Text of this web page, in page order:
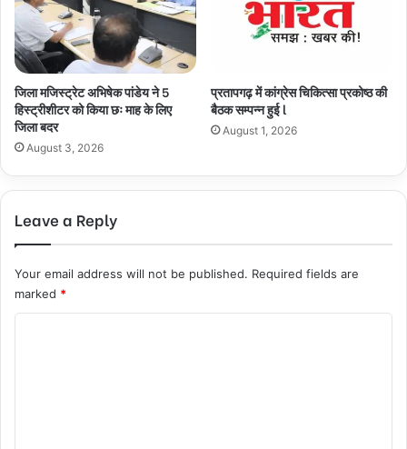
जिला मजिस्ट्रेट अभिषेक पांडेय ने 5
हिस्ट्रीशीटर को किया छः माह के लिए
जिला बदर
August 3, 2026
प्रतापगढ़ में कांग्रेस चिकित्सा प्रकोष्ठ की
बैठक सम्पन्न हुई l
August 1, 2026
Leave a Reply
Your email address will not be published. Required fields are
marked *